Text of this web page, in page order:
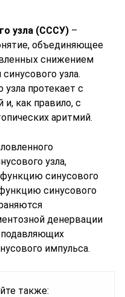
узла (СССУ) –
объединяющее
снижением
узла.
протекает с
как правило, с
аритмий.
узла,
синусового
синусового
денервации
подавляющих
импульса.
также: